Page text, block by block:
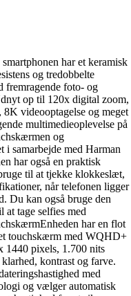
har et keramisk
og tredobbelte
fremragende foto- og
op til 120x digital zoom,
videooptagelse og meget
multimedieoplevelse på
og
i samarbejde med Harman
har også en praktisk
til at tjekke klokkeslæt,
når telefonen ligger
Du kan også bruge den
tage selfies med
har en flot
touchskærm med WQHD+
1440 pixels, 1.700 nits
kontrast og farve.
med
og vælger automatisk